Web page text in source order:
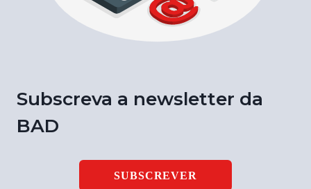
Subscreva a newsletter da
BAD
SUBSCREVER